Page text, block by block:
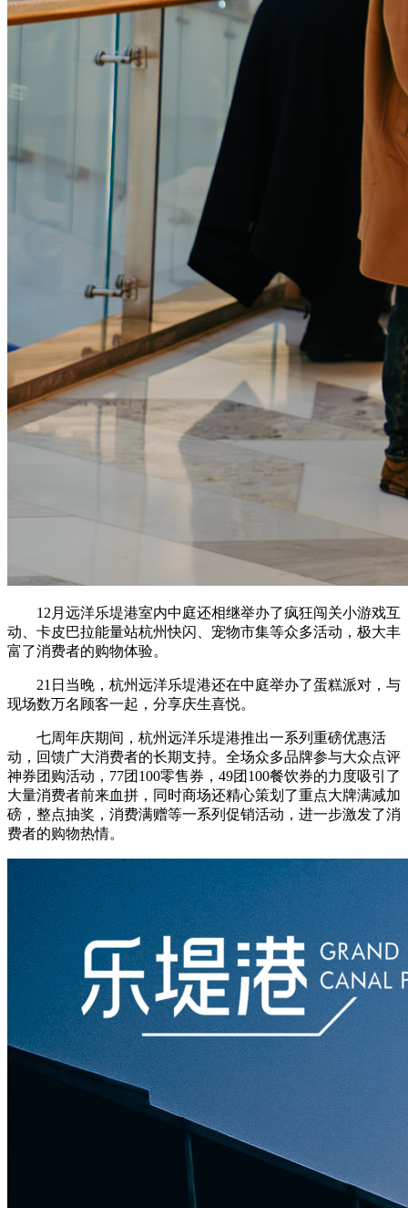
12月远洋乐堤港室内中庭还相继举办了疯狂闯关小游戏互
动、卡皮巴拉能量站杭州快闪、宠物市集等众多活动，极大丰
富了消费者的购物体验。
21日当晚，杭州远洋乐堤港还在中庭举办了蛋糕派对，与
现场数万名顾客一起，分享庆生喜悦。
七周年庆期间，杭州远洋乐堤港推出一系列重磅优惠活
动，回馈广大消费者的长期支持。全场众多品牌参与大众点评
神券团购活动，77团100零售券，49团100餐饮券的力度吸引了
大量消费者前来血拼，同时商场还精心策划了重点大牌满减加
磅，整点抽奖，消费满赠等一系列促销活动，进一步激发了消
费者的购物热情。